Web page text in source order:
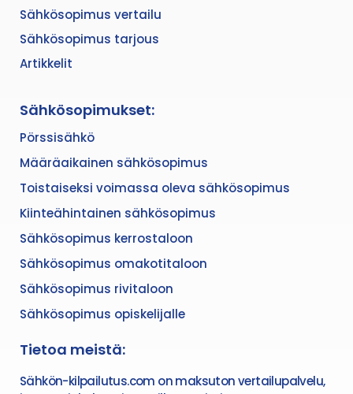
Sähkösopimus vertailu
Sähkösopimus tarjous
Artikkelit
Sähkösopimukset:
Pörssisähkö
Määräaikainen sähkösopimus
Toistaiseksi voimassa oleva sähkösopimus
Kiinteähintainen sähkösopimus
Sähkösopimus kerrostaloon
Sähkösopimus omakotitaloon
Sähkösopimus rivitaloon
Sähkösopimus opiskelijalle
Tietoa meistä:
Sähkön-kilpailutus.com on maksuton vertailupalvelu,